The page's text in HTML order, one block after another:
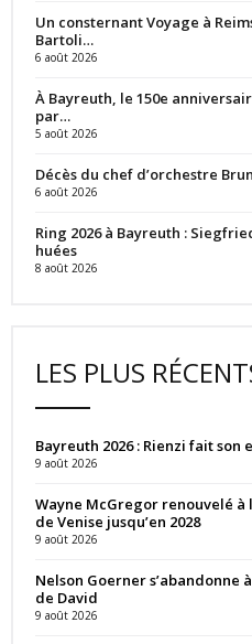
Un consternant Voyage à
Bartoli…
6 août 2026
À Bayreuth, le 150e
par…
5 août 2026
Décès du chef d’orchestre
6 août 2026
Ring 2026 à Bayreuth :
huées
8 août 2026
LES PLUS
Bayreuth 2026 : Rienzi fait son
9 août 2026
Wayne McGregor renouvelé à
de Venise jusqu’en 2028
9 août 2026
Nelson Goerner s’abandonne
de David
9 août 2026